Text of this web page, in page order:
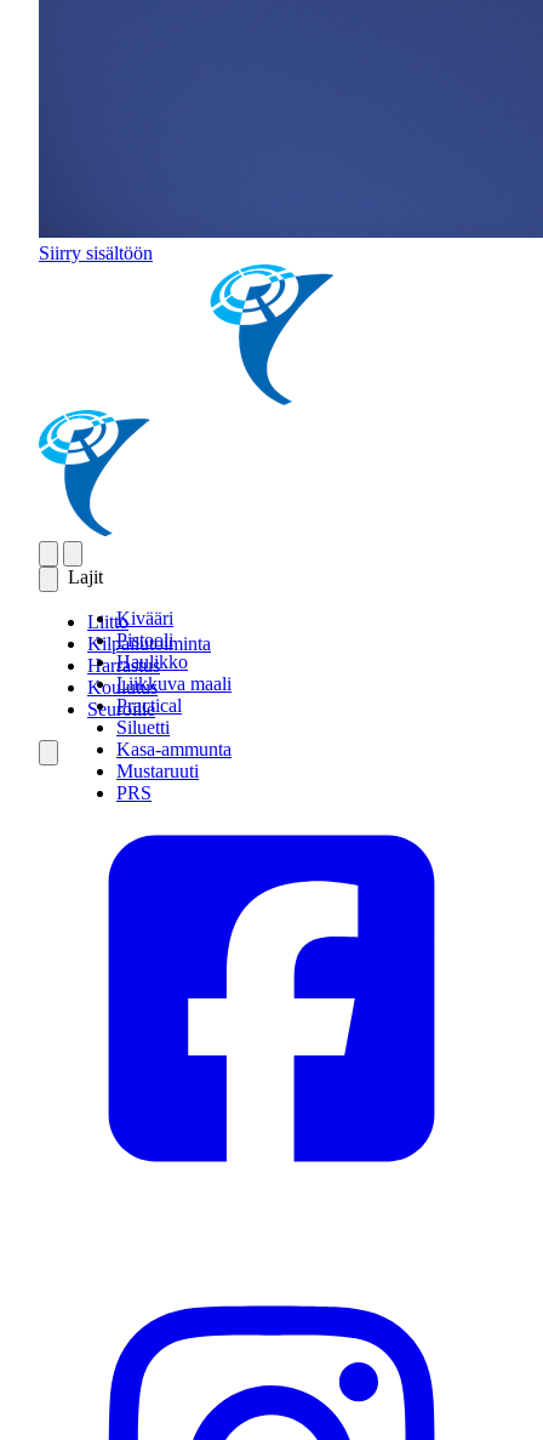
Siirry sisältöön
Lajit
Kivääri
Pistooli
Haulikko
Liikkuva maali
Practical
Siluetti
Kasa-ammunta
Mustaruuti
PRS
Liitto
Kilpailutoiminta
Harrastus
Koulutus
Seuroille